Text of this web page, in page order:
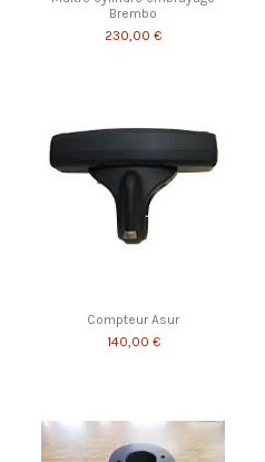
Brembo
230,00 €
Compteur Asur
140,00 €